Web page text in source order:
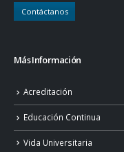
Contáctanos
Más Información
Acreditación
Educación Continua
Vida Universitaria